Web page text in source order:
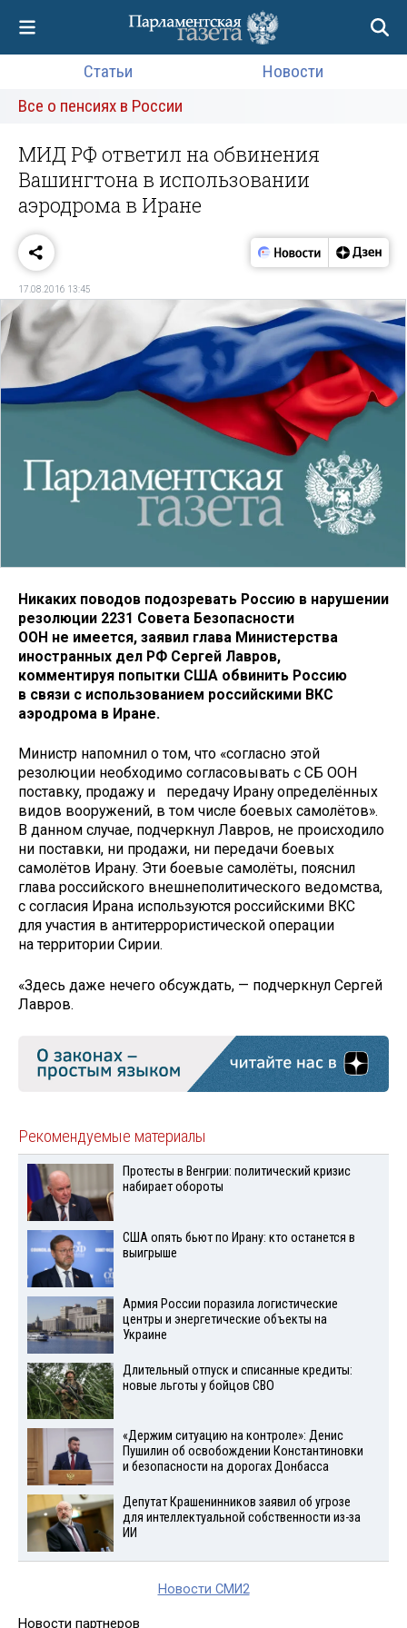
Статьи
Новости
Все о пенсиях в России
МИД РФ ответил на обвинения
Вашингтона в использовании
аэродрома в Иране
17.08.2016 13:45
Никаких поводов подозревать Россию в нарушении
резолюции 2231 Совета Безопасности
ООН не имеется, заявил глава Министерства
иностранных дел РФ Сергей Лавров,
комментируя попытки США обвинить Россию
в связи с использованием российскими ВКС
аэродрома в Иране.
Министр напомнил о том, что «согласно этой
резолюции необходимо согласовывать с СБ ООН
поставку, продажу и передачу Ирану определённых
видов вооружений, в том числе боевых самолётов».
В данном случае, подчеркнул Лавров, не происходило
ни поставки, ни продажи, ни передачи боевых
самолётов Ирану. Эти боевые самолёты, пояснил
глава российского внешнеполитического ведомства,
с согласия Ирана используются российскими ВКС
для участия в антитеррористической операции
на территории Сирии.
«Здесь даже нечего обсуждать, — подчеркнул Сергей
Лавров.
Рекомендуемые материалы
Протесты в Венгрии: политический кризис
набирает обороты
США опять бьют по Ирану: кто останется в
выигрыше
Армия России поразила логистические
центры и энергетические объекты на
Украине
Длительный отпуск и списанные кредиты:
новые льготы у бойцов СВО
«Держим ситуацию на контроле»: Денис
Пушилин об освобождении Константиновки
и безопасности на дорогах Донбасса
Депутат Крашенинников заявил об угрозе
для интеллектуальной собственности из-за
ИИ
Новости СМИ2
Новости партнеров